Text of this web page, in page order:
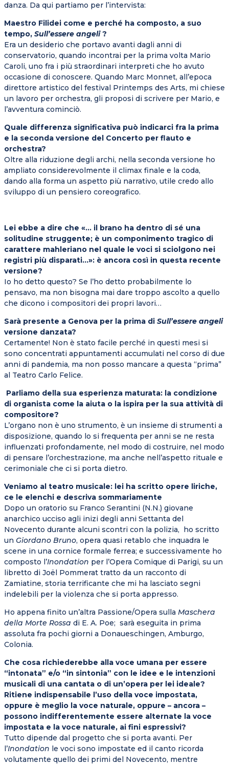
danza. Da qui partiamo per l’intervista:
Maestro Filidei come e perché ha composto, a suo
tempo, Sull’essere angeli?
Era un desiderio che portavo avanti dagli anni di
conservatorio, quando incontrai per la prima volta Mario
Caroli, uno fra i più straordinari interpreti che ho avuto
occasione di conoscere. Quando Marc Monnet, all’epoca
direttore artistico del festival Printemps des Arts, mi chiese
un lavoro per orchestra, gli proposi di scrivere per Mario, e
l’avventura cominciò.
Quale differenza significativa può indicarci fra la prima
e la seconda versione del Concerto per flauto e
orchestra?
Oltre alla riduzione degli archi, nella seconda versione ho
ampliato considerevolmente il climax finale e la coda,
dando alla forma un aspetto più narrativo, utile credo allo
sviluppo di un pensiero coreografico.
Lei ebbe a dire che «… il brano ha dentro di sé una
solitudine struggente; è un componimento tragico di
carattere mahleriano nel quale le voci si sciolgono nei
registri più disparati…»: è ancora così in questa recente
versione?
Io ho detto questo? Se l’ho detto probabilmente lo
pensavo, ma non bisogna mai dare troppo ascolto a quello
che dicono i compositori dei propri lavori…
Sarà presente a Genova per la prima di Sull’essere angeli
versione danzata?
Certamente! Non è stato facile perché in questi mesi si
sono concentrati appuntamenti accumulati nel corso di due
anni di pandemia, ma non posso mancare a questa “prima”
al Teatro Carlo Felice.
Parliamo della sua esperienza maturata: la condizione
di organista come la aiuta o la ispira per la sua attività di
compositore?
L’organo non è uno strumento, è un insieme di strumenti a
disposizione, quando lo si frequenta per anni se ne resta
influenzati profondamente, nel modo di costruire, nel modo
di pensare l’orchestrazione, ma anche nell’aspetto rituale e
cerimoniale che ci si porta dietro.
Veniamo al teatro musicale: lei ha scritto opere liriche,
ce le elenchi e descriva sommariamente
Dopo un oratorio su Franco Serantini (N.N.) giovane
anarchico ucciso agli inizi degli anni Settanta del
Novecento durante alcuni scontri con la polizia, ho scritto
un Giordano Bruno, opera quasi retablo che inquadra le
scene in una cornice formale ferrea; e successivamente ho
composto l’Inondation per l’Opera Comique di Parigi, su un
libretto di Joël Pommerat tratto da un racconto di
Zamiatine, storia terrificante che mi ha lasciato segni
indelebili per la violenza che si porta appresso.
Ho appena finito un’altra Passione/Opera sulla Maschera
della Morte Rossa di E. A. Poe; sarà eseguita in prima
assoluta fra pochi giorni a Donaueschingen, Amburgo,
Colonia.
Che cosa richiederebbe alla voce umana per essere
“intonata” e/o “in sintonia” con le idee e le intenzioni
musicali di una cantata o di un’opera per lei ideale?
Ritiene indispensabile l’uso della voce impostata,
oppure è meglio la voce naturale, oppure – ancora –
possono indifferentemente essere alternate la voce
impostata e la voce naturale, ai fini espressivi?
Tutto dipende dal progetto che si porta avanti. Per
l’Inondation le voci sono impostate ed il canto ricorda
volutamente quello dei primi del Novecento, mentre